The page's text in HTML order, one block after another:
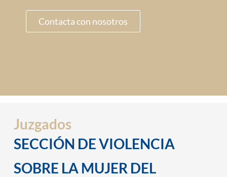
Contacta con nosotros
Juzgados
SECCIÓN DE VIOLENCIA
SOBRE LA MUJER DEL